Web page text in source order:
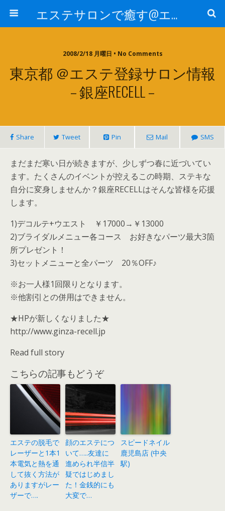
エステサロンで癒す@エステ～全国エステ情報
2008/2/18 月曜日 • No Comments
東京都 ＠エステ登録サロン情報
– 銀座RECELL –
Share Tweet Pin Mail SMS
まだまだ寒い日が続きますが、少しずつ春に近づいてい
ます。たくさんのイベントが控えるこの時期、ステキな
自分に変身しませんか？銀座RECELLはそんな皆様を応援
します。
1)デコルテ+ウエスト ￥17000→￥13000
2)ブライダルメニュー各コース お好きなパーツ最大3箇
所プレゼント！
3)セットメニューと全パーツ 20％OFF♪
※お一人様1回限りとなります。
※他割引との併用はできません。
★HPが新しくなりました★
http://www.ginza-recell.jp
Read full story
こちらの記事もどうぞ
エステの脱毛で
レーザーと1本1
本電気と熱を通
して抜く方法が
ありますがレー
ザーで….
顔のエステにつ
いて…..友達に
進められ半信半
疑ではじめまし
た！金銭的にも
大変で…
スピードネイル
鹿児島店 (中央
駅)